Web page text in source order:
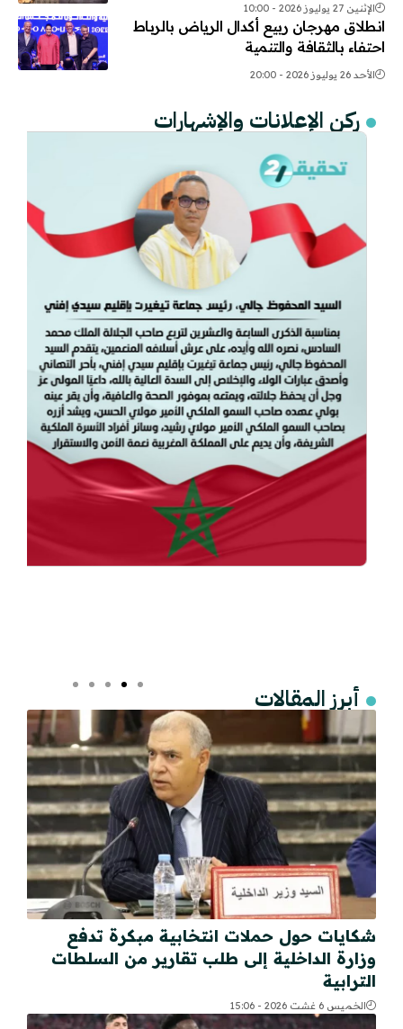
الإثنين 27 يوليوز 2026 - 10:00
انطلاق مهرجان ربيع أكدال الرياض بالرباط
احتفاء بالثقافة والتنمية
الأحد 26 يوليوز 2026 - 20:00
ركن الإعلانات والإشهارات
أبرز المقالات
شكايات حول حملات انتخابية مبكرة تدفع
وزارة الداخلية إلى طلب تقارير من السلطات
الترابية
الخميس 6 غشت 2026 - 15:06